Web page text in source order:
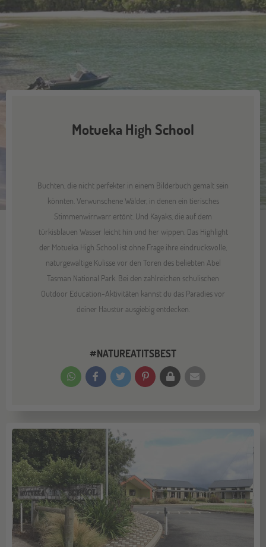
Motueka High School
Buchten, die nicht perfekter in einem Bilderbuch gemalt sein
könnten. Verwunschene Wälder, in denen ein tierisches
Stimmenwirrwarr ertönt. Und Kayaks, die auf dem
türkisblauen Wasser leicht hin und her wippen. Das Highlight
der Motueka High School ist ohne Frage ihre eindrucksvolle,
naturgewaltige Kulisse vor den Toren des beliebten Abel
Tasman National Park. Bei den zahlreichen schulischen
Outdoor Education-Aktivitäten kannst du das Paradies vor
deiner Haustür ausgiebig entdecken.
#NATUREATITSBEST